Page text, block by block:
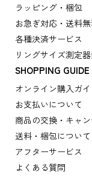
ラッピング・梱包
お急ぎ対応・送料
各種決済サービス
リングサイズ測定
SHOPPING GUIDE
オンライン購入ガ
お支払いについて
商品の交換・キャ
送料・梱包について
アフターサービス
よくある質問